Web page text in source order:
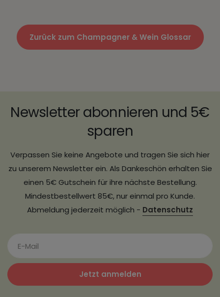
Zurück zum Champagner & Wein Glossar
Newsletter abonnieren und 5€
sparen
Verpassen Sie keine Angebote und tragen Sie sich hier
zu unserem Newsletter ein. Als Dankeschön erhalten Sie
einen 5€ Gutschein für ihre nächste Bestellung.
Mindestbestellwert 85€, nur einmal pro Kunde.
Abmeldung jederzeit möglich - Datenschutz
Jetzt anmelden